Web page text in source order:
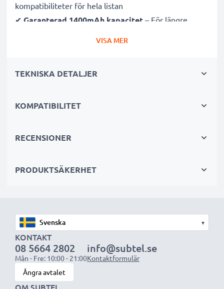
kompatibiliteter för hela listan
✔ Garanterad 1400mAh kapacitet – För längre
✔Hög kvalitet & säkerhet
✔Enkel installation & perfekt passform
– Fungerar
OBS:Ladda batterierna helt innan första användning
Varje CELLONIC batteri genomgår noggranna
tester för bästa prestanda och hållbarhet. Beställ
nu – snabb leverans & 3 års garanti!
VISA MER
TEKNISKA DETALJER
KOMPATIBILITET
RECENSIONER
PRODUKTSÄKERHET
▾
KONTAKT
08 5664 2802
Mån - Fre: 10:00 - 21:00
info@subtel.se
Kontaktformulär
Ångra avtalet